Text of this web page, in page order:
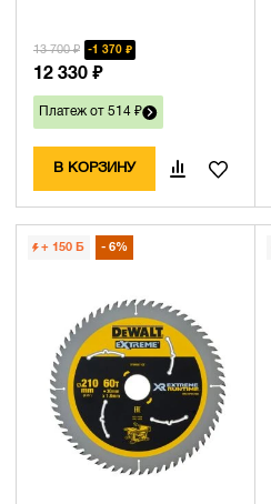
13 700 ₽ 1 370 ₽
12 330 ₽
Платеж от 514 ₽
В КОРЗИНУ
+ 150 Б 6%